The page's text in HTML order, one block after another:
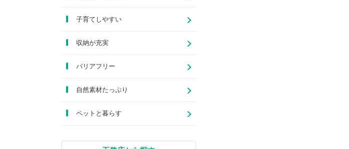
子育てしやすい
収納が充実
バリアフリー
自然素材たっぷり
ペットと暮らす